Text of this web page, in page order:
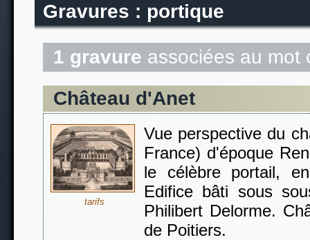
Gravures : portique
1 gravure associées au mot
Château d'Anet
tarifs
Vue perspective du
France) d'époque
le célèbre portail,
Edifice bâti sous
Philibert Delorme.
de Poitiers.